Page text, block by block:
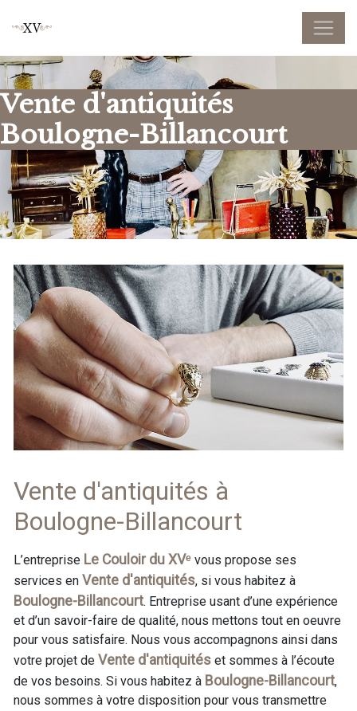
Vente d'antiquités
Boulogne-Billancourt
Vente d'antiquités à
Boulogne-Billancourt
L’entreprise Le Couloir du XVᵉ vous propose ses
services en Vente d'antiquités, si vous habitez à
Boulogne-Billancourt. Entreprise usant d’une expérience
et d’un savoir-faire de qualité, nous mettons tout en oeuvre
pour vous satisfaire. Nous vous accompagnons ainsi dans
votre projet de Vente d'antiquités et sommes à l’écoute
de vos besoins. Si vous habitez à Boulogne-Billancourt,
nous sommes à votre disposition pour vous transmettre